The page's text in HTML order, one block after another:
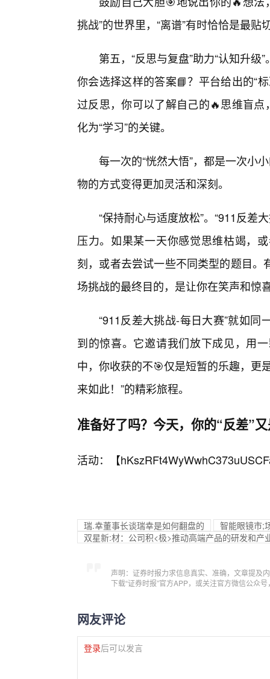
挑战”的世界里，“离谱”有时恰恰是最贴
第五，“反思与复盘”助力“认知升
你会选择这样的答案📘？平台给出的“
过反思，你可以了解自己的🔥思维盲
化为“学习”的关键。
每一次的“恍然大悟”，都是一次小
物的方式变得更加灵活和深刻。
“保持耐心与适度放松”。“911反差
压力。如果某一天你感觉思维枯竭，
刻，或者去尝试一些不同类型的题目
场挑战的最终目的，是让你在笑声和惊
“911反差大挑战-每日大赛”就如
到的惊喜。它邀请我们放下成见，用
中，你收获的不🎯仅是短暂的乐趣，更
来如此！”的精彩旅程。
准备好了吗？今天，你的“反差”
活动：【
瑞.幸董事长谈瑞幸是如何翻盘的
智能眼镜市;
双星新:材：公司积<极>推动高端产品的研发和产
声明：证券时报力求信息真实、准确，文章提及
下载“证券时报”官方APP，或关注官方微信公众
网友评论
登录后可以发言